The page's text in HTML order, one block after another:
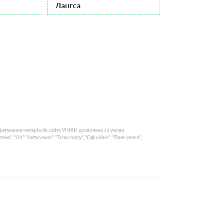
Лангса
матеріалів сайту УНІАН дозволено за умови
"НК", "Актуально", "Точка зору", "Офіційно", "Прес-реліз",